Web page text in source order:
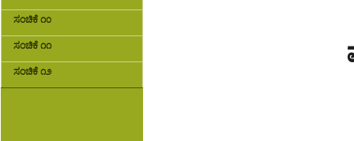
ಸಂಚಿಕೆ ೧೦
ಸಂಚಿಕೆ ೧೧
ಸಂಚಿಕೆ ೧೨